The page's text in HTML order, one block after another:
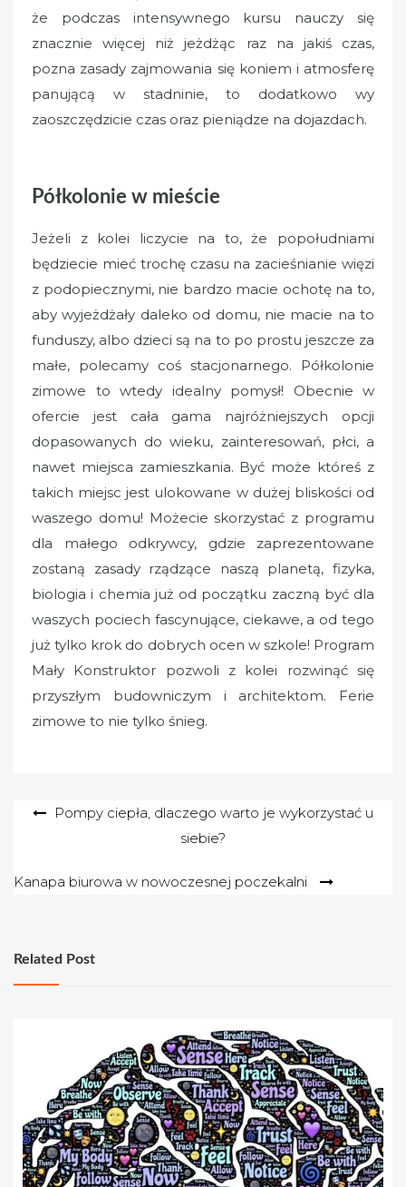
że podczas intensywnego kursu nauczy się
znacznie więcej niż jeżdżąc raz na jakiś czas,
pozna zasady zajmowania się koniem i atmosferę
panującą w stadninie, to dodatkowo wy
zaoszczędzicie czas oraz pieniądze na dojazdach.
Półkolonie w mieście
Jeżeli z kolei liczycie na to, że popołudniami
będziecie mieć trochę czasu na zacieśnianie więzi
z podopiecznymi, nie bardzo macie ochotę na to,
aby wyjeżdżały daleko od domu, nie macie na to
funduszy, albo dzieci są na to po prostu jeszcze za
małe, polecamy coś stacjonarnego. Półkolonie
zimowe to wtedy idealny pomysł! Obecnie w
ofercie jest cała gama najróżniejszych opcji
dopasowanych do wieku, zainteresowań, płci, a
nawet miejsca zamieszkania. Być może któreś z
takich miejsc jest ulokowane w dużej bliskości od
waszego domu! Możecie skorzystać z programu
dla małego odkrywcy, gdzie zaprezentowane
zostaną zasady rządzące naszą planetą, fizyka,
biologia i chemia już od początku zaczną być dla
waszych pociech fascynujące, ciekawe, a od tego
już tylko krok do dobrych ocen w szkole! Program
Mały Konstruktor pozwoli z kolei rozwinąć się
przyszłym budowniczym i architektom. Ferie
zimowe to nie tylko śnieg.
Nawigacja
Pompy ciepła, dlaczego warto je wykorzystać u
siebie?
Kanapa biurowa w nowoczesnej poczekalni
Related Post